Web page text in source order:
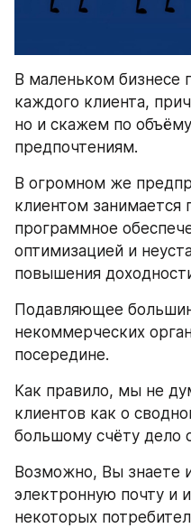
В маленьком бизнесе
каждого клиента,
но и скажем по
предпочтениям.
В огромном же
клиентом занимается
программное
оптимизацией и
повышения
Подавляющее
некоммерческих
посередине.
Как правило, мы не
клиентов как о
большому счёту дело
Возможно, Вы знаете
электронную почту и
некоторых